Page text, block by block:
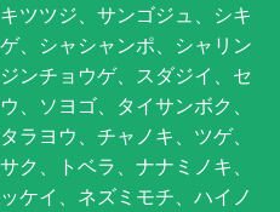
ツツジ、サンゴジュ、シキ
、シャシャンポ、シャリン
ンチョウゲ、スダジイ、セ
、ソヨゴ、タイサンボク、
ラヨウ、チャノキ、ツゲ、
ク、トベラ、ナナミノキ、
ケイ、ネズミモチ、ハイノ